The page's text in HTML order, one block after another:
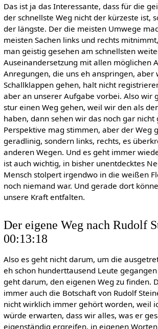
Das ist ja das Interessante, dass für die
der schnellste Weg nicht der kürzeste ist,
der längste. Der die meisten Umwege
meisten Sachen links und rechts
man geistig gesehen am schnellsten
Auseinandersetzung mit allen möglichen
Anregungen, die uns eh anspringen, aber
Schallklappen gehen, halt nicht
aber an unserer Aufgabe vorbei. Also wir
stur einen Weg gehen, weil wir den als
haben, dann sehen wir das noch gar nicht
Perspektive mag stimmen, aber der Weg
geradlinig, sondern links, rechts, es
anderen Wegen. Und es geht immer
ist auch wichtig, in bisher unentdecktes
Mensch stolpert irgendwo in die weißen
noch niemand war. Und gerade dort
unsere Kraft entfalten.
Der eigene Weg nach Rudolf
00:13:18
Also es geht nicht darum, um die
eh schon hunderttausend Leute
geht darum, den eigenen Weg zu finden.
immer auch die Botschaft von Rudolf
nicht wirklich immer gehört worden, weil
würde erwarten, dass wir alles, was er
eigenständig ergreifen, in eigenen